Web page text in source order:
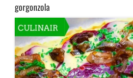
gorgonzola